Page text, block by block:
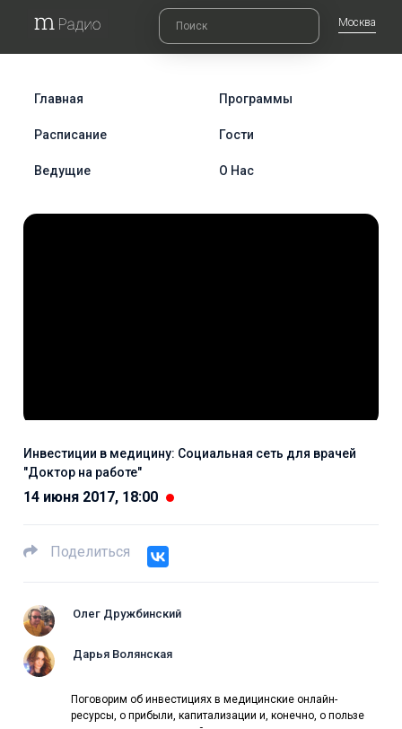
Москва
Главная Программы
Расписание Гости
Ведущие О Нас
Инвестиции в медицину: Социальная сеть для врачей
"Доктор на работе"
14 июня 2017, 18:00
Поделиться
Олег Дружбинский
Дарья Волянская
Поговорим об инвестициях в медицинские онлайн-
ресурсы, о прибыли, капитализации и, конечно, о пользе